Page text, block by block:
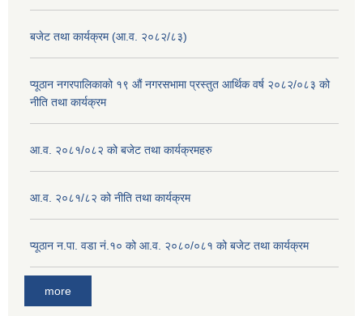
बजेट तथा कार्यक्रम (आ.व. २०८२/८३)
प्यूठान नगरपालिकाको १९ औं नगरसभामा प्रस्तुत आर्थिक वर्ष २०८२/०८३ को
नीति तथा कार्यक्रम
आ.व. २०८१/०८२ को बजेट तथा कार्यक्रमहरु
आ.व. २०८१/८२ को नीति तथा कार्यक्रम
प्यूठान न.पा. वडा नं.१० को आ.व. २०८०/०८१ को बजेट तथा कार्यक्रम
more